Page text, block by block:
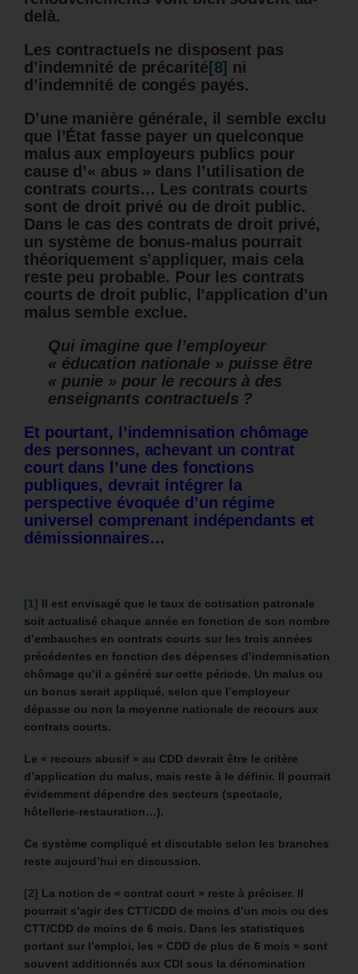
delà.
Les contractuels ne disposent pas
d’indemnité de précarité [8] ni
d’indemnité de congés payés.
D’une manière générale, il semble exclu
que l’État fasse payer un quelconque
malus aux employeurs publics pour
cause d’« abus » dans l’utilisation de
contrats courts… Les contrats courts
sont de droit privé ou de droit public.
Dans le cas des contrats de droit privé,
un système de bonus-malus pourrait
théoriquement s’appliquer, mais cela
reste peu probable. Pour les contrats
courts de droit public, l’application d’un
malus semble exclue.
Qui imagine que l’employeur
« éducation nationale » puisse être
« punie » pour le recours à des
enseignants contractuels ?
Et pourtant, l’indemnisation chômage
des personnes, achevant un contrat
court dans l’une des fonctions
publiques, devrait intégrer la
perspective évoquée d’un régime
universel comprenant indépendants et
démissionnaires…
[1] Il est envisagé que le taux de cotisation patronale
soit actualisé chaque année en fonction de son nombre
d’embauches en contrats courts sur les trois années
précédentes en fonction des dépenses d’indemnisation
chômage qu’il a généré sur cette période. Un malus ou
un bonus serait appliqué, selon que l’employeur
dépasse ou non la moyenne nationale de recours aux
contrats courts.
Le « recours abusif » au CDD devrait être le critère
d’application du malus, mais reste à le définir. Il pourrait
évidemment dépendre des secteurs (spectacle,
hôtellerie-restauration…).
Ce système compliqué et discutable selon les branches
reste aujourd’hui en discussion.
[2] La notion de « contrat court » reste à préciser. Il
pourrait s’agir des CTT/CDD de moins d’un mois ou des
CTT/CDD de moins de 6 mois. Dans les statistiques
portant sur l’emploi, les « CDD de plus de 6 mois » sont
souvent additionnés aux CDI sous la dénomination